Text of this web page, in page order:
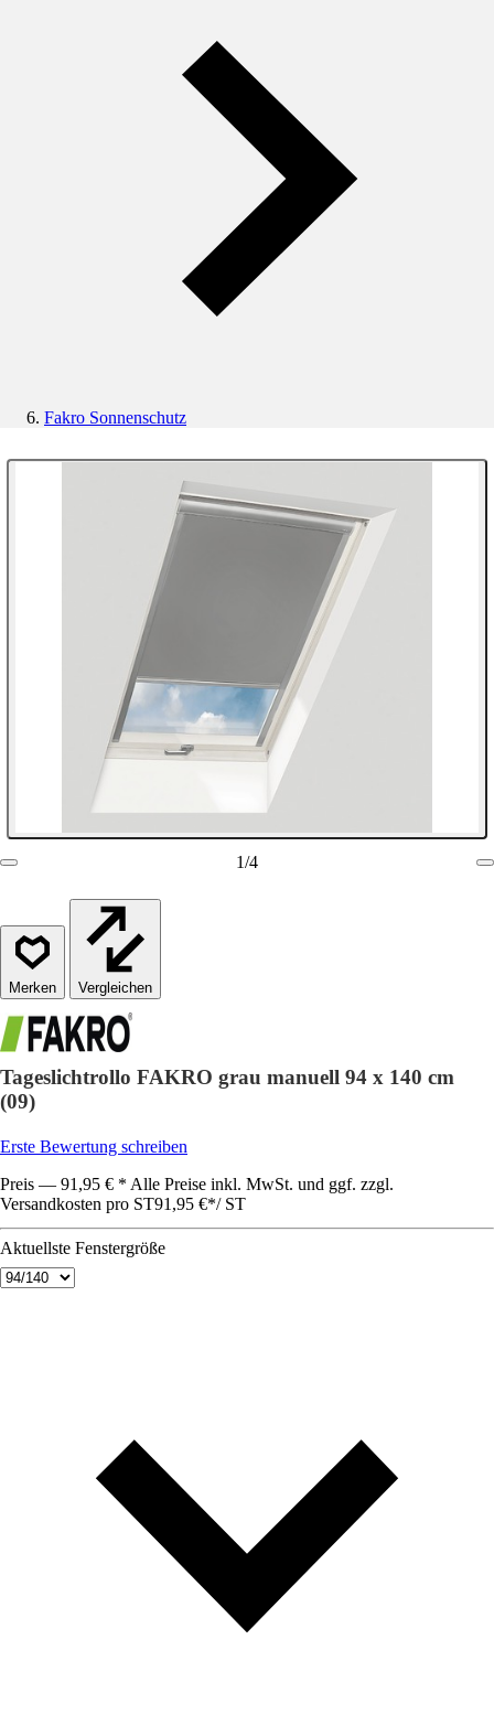
Fakro Sonnenschutz
1/4
Vergleichen
Tageslichtrollo FAKRO grau manuell 94 x 140 cm
(09)
Erste Bewertung schreiben
Preis — 91,95 € * Alle Preise inkl. MwSt. und ggf. zzgl.
Versandkosten pro ST91,95 €*/ ST
Aktuellste Fenstergröße